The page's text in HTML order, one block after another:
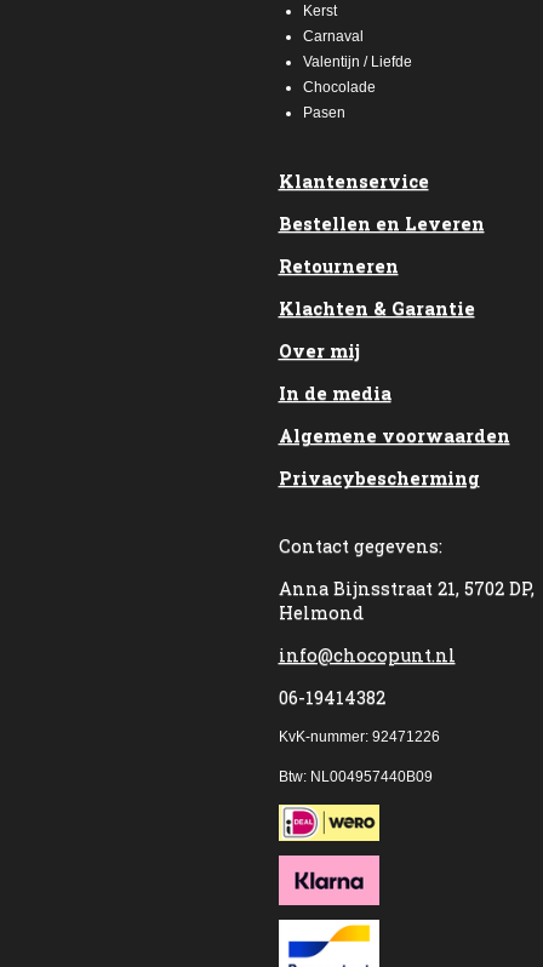
Kerst
Carnaval
Valentijn / Liefde
Chocolade
Pasen
Klantenservice
Bestellen en Leveren
Retourneren
Klachten & Garantie
Over mij
In de media
Algemene voorwaarden
Privacybescherming
Contact gegevens:
Anna Bijnsstraat 21, 5702 DP,
Helmond
info@chocopunt.nl
06-19414382
KvK-nummer: 92471226
Btw: NL004957440B09